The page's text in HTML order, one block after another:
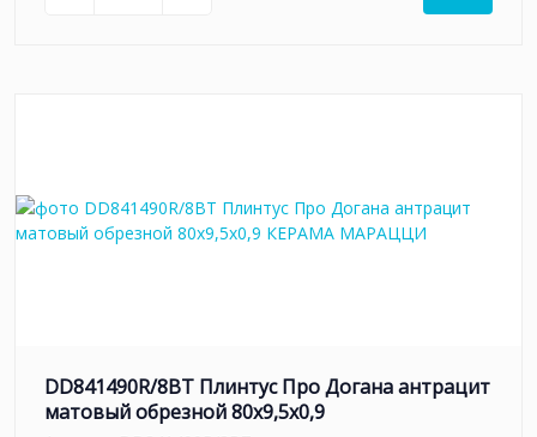
DD841490R/8BT Плинтус Про Догана антрацит
матовый обрезной 80x9,5x0,9